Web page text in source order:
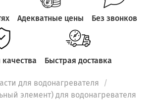
Адекватные цены Без звонков
качества Быстрая доставка
для водонагревателя
элемент) для водонагревателя